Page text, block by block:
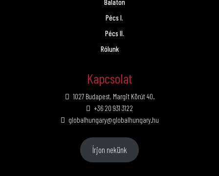
Balaton
Pécs I.
Pécs II.
Rólunk
Kapcsolat
1027 Budapest, Margit Körút 40.
+36 20 931 3122
globalhungary@globalhungary.hu
Írjon nekünk